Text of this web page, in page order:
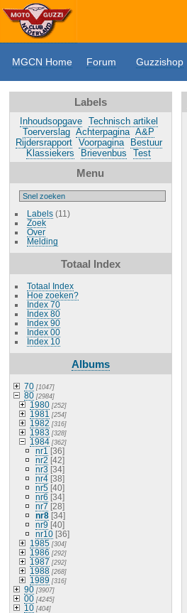
MGCN Home Forum Guzzishop
Labels
Inhoudsopgave
Technisch artikel
Toerverslag Achterpagina A&P
Rijdersrapport
Voorpagina
Bestuur
Klassiekers
Brievenbus Test
Menu
Labels(11)
Zoek
Over
Melding
Totaal Index
Totaal Index
Hoe zoeken?
Index 70
Index 80
Index 90
Index 00
Index 10
Albums
70[1047]
80[2984]
1980[252]
1981 [254]
1982 [316]
1983 [328]
1984[362]
nr1 [36]
nr2 [42]
nr3 [34]
nr4[38]
nr5[40]
nr6 [34]
nr7 [28]
nr8[34]
nr9 [40]
nr10[36]
1985[304]
1986 [292]
1987 [292]
1988[268]
1989 [316]
90[3907]
00[4245]
10[404]